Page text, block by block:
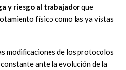
y riesgo al trabajadorque
físico como las ya vistas
modificaciones de los protocolos
ante la evolución de la